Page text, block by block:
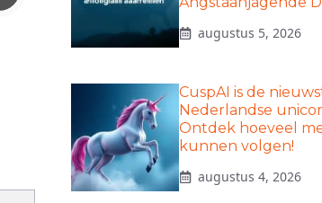
augustus 5, 2026
CuspAI is de
Nederlandse
Ontdek hoeveel
kunnen volgen!
augustus 4, 2026